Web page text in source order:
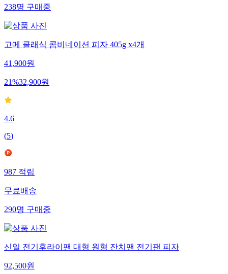
238명 구매중
고메 클래식 콤비네이션 피자 405g x4개
41,900원
21%32,900원
4.6
(5)
987 적립
무료배송
290명 구매중
신일 전기후라이팬 대형 원형 잔치팬 전기팬 피자
92,500원